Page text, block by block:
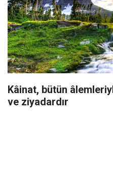
Kâinat, bütün
ve ziyadardır